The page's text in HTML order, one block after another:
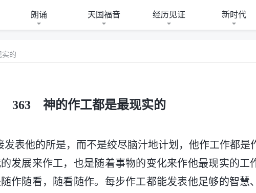
朗诵 天国福音 经历见证 新时代
的
363 神的作工都是最现实的
表他的所是，而不是绞尽脑汁地计划，他作工作都是
发展来作工，也是随着事物的变化来作他最现实的工
作随看，随看随作。每步作工都能发表他足够的智慧